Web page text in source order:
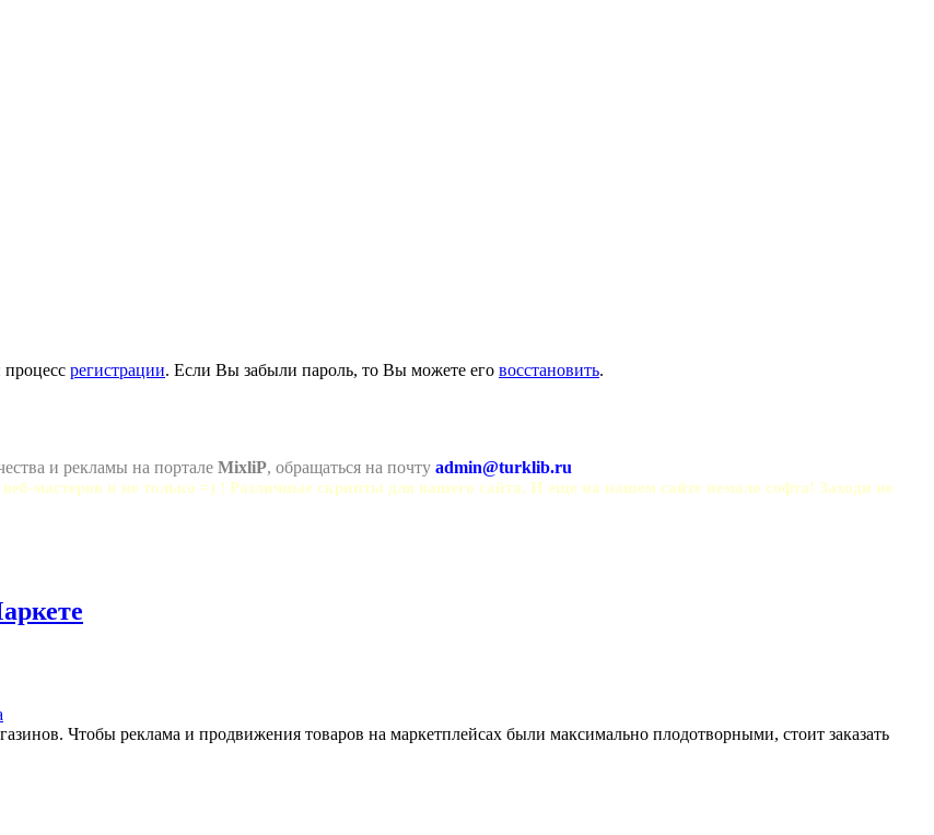
регистрации. Если Вы забыли пароль, то Вы можете его восстановить.
и рекламы на портале MixliP, обращаться на почту admin@turklib.ru
мастеров и не только =) ! Различные скрипты для вашего сайта. И еще на нашем сайте немало софта! Заходи не
Чтобы реклама и продвижения товаров на маркетплейсах были максимально плодотворными, стоит заказать